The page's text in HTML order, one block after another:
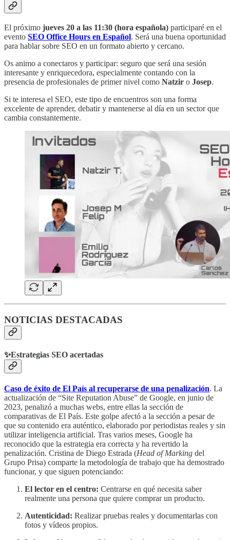
El próximo jueves 20 a las 11:30 (hora española) participaré en el
evento SEO Office Hours en Español. Será una buena oportunidad
para hablar sobre SEO en un formato abierto y cercano.
Os animo a conectaros y participar: seguro que será una sesión
interesante y enriquecedora, especialmente contando con la
presencia de profesionales de primer nivel como Natzir o Josep.
Si te interesa el SEO, este tipo de encuentros son una forma
excelente de aprender, debatir y mantenerse al día en un sector que
cambia constantemente.
NOTICIAS DESTACADAS
✨Estrategias SEO acertadas
Caso de éxito de El País al recuperarse de una penalización. La
actualización de “Site Reputation Abuse” de Google, en junio de
2023, penalizó a muchas webs, entre ellas la sección de
comparativas de El País. Este golpe afectó a la sección a pesar de
que su contenido era auténtico, elaborado por periodistas reales y sin
utilizar inteligencia artificial. Tras varios meses, Google ha
reconocido que la estrategia era correcta y ha revertido la
penalización. Cristina de Diego Estrada (Head of Marking del
Grupo Prisa) comparte la metodología de trabajo que ha demostrado
funcionar, y que siguen potenciando:
El lector en el centro: Centrarse en qué necesita saber
realmente una persona que quiere comprar un producto.
Autenticidad: Realizar pruebas reales y documentarlas con
fotos y vídeos propios.